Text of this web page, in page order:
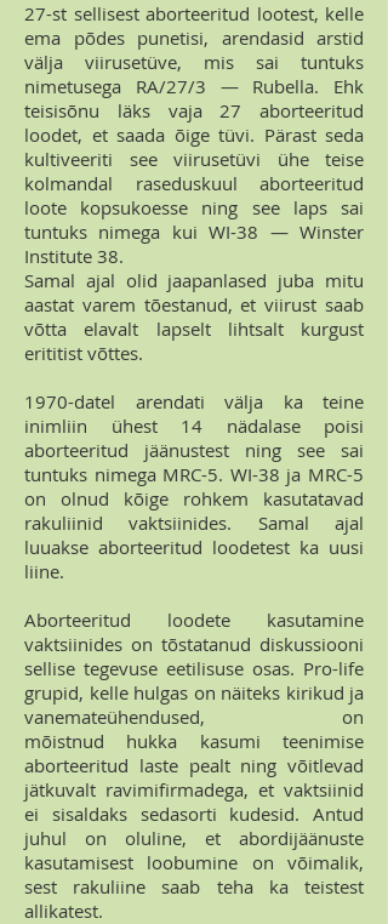
27-st sellisest aborteeritud lootest, kelle
ema põdes punetisi, arendasid arstid
välja viirusetüve, mis sai tuntuks
nimetusega RA/27/3 — Rubella. Ehk
teisisõnu läks vaja 27 aborteeritud
loodet, et saada õige tüvi. Pärast seda
kultiveeriti see viirusetüvi ühe teise
kolmandal raseduskuul aborteeritud
loote kopsukoesse ning see laps sai
tuntuks nimega kui WI-38 — Winster
Institute 38.
Samal ajal olid jaapanlased juba mitu
aastat varem tõestanud, et viirust saab
võtta elavalt lapselt lihtsalt kurgust
erititist võttes.
1970-datel arendati välja ka teine
inimliin ühest 14 nädalase poisi
aborteeritud jäänustest ning see sai
tuntuks nimega MRC-5. WI-38 ja MRC-5
on olnud kõige rohkem kasutatavad
rakuliinid vaktsiinides. Samal ajal
luuakse aborteeritud loodetest ka uusi
liine.
Aborteeritud loodete kasutamine
vaktsiinides on tõstatanud diskussiooni
sellise tegevuse eetilisuse osas. Pro-life
grupid, kelle hulgas on näiteks kirikud ja
vanemateühendused, on
mõistnud hukka kasumi teenimise
aborteeritud laste pealt ning võitlevad
jätkuvalt ravimifirmadega, et vaktsiinid
ei sisaldaks sedasorti kudesid. Antud
juhul on oluline, et abordijäänuste
kasutamisest loobumine on võimalik,
sest rakuliine saab teha ka teistest
allikatest.